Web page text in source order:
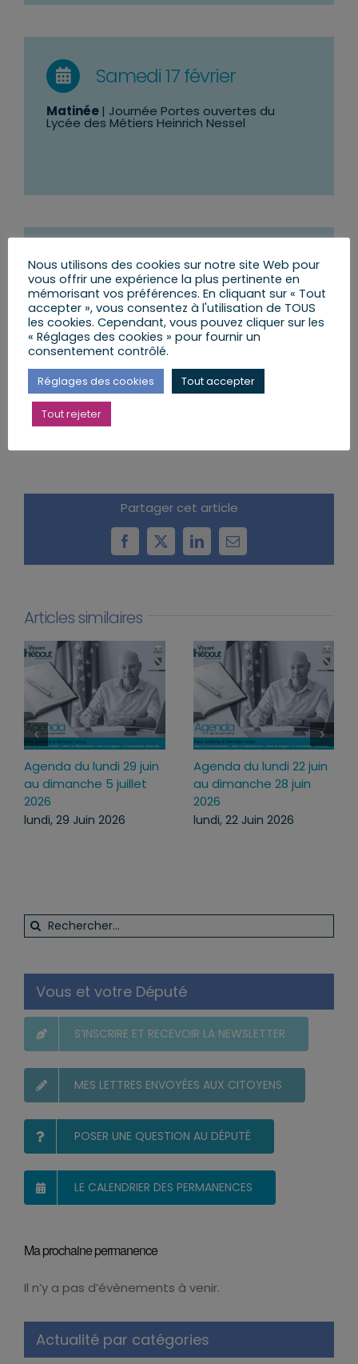
Samedi 17 février
Matinée| Journée Portes ouvertes du
Lycée des Métiers Heinrich Nessel
Dimanche 18 février
09h00 | Ohlungen| Assemblée générale de
la section d’arrondissement de Haguenau-
Wissembourg des sapeurs-pompiers
Partager cet article
Facebook
X LinkedInEmail
Articles similaires
Agenda du lundi 29 juin
au dimanche 5 juillet
2026
lundi, 29 Juin 2026
Agenda du lundi 22 juin
au dimanche 28 juin
2026
lundi, 22 Juin 2026
Rechercher:
Vous et votre Député
S’INSCRIRE ET RECEVOIR LA NEWSLETTER
MES LETTRES ENVOYÉES AUX CITOYENS
POSER UNE QUESTION AU DÉPUTÉ
LE CALENDRIER DES PERMANENCES
Ma prochaine permanence
Notice
Il n’y a pas d’évènements à venir.
Actualité par catégories
Nous utilisons des cookies sur notre site Web pour
vous offrir une expérience la plus pertinente en
mémorisant vos préférences. En cliquant sur « Tout
accepter », vous consentez à l'utilisation de TOUS
les cookies. Cependant, vous pouvez cliquer sur les
« Réglages des cookies » pour fournir un
consentement contrôlé.
Réglages des cookies Tout accepter
Tout rejeter